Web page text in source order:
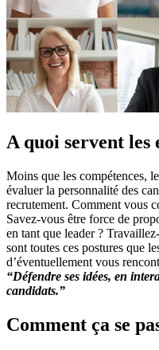
A quoi servent les
Moins que les compétences,
évaluer la personnalité des
recrutement. Comment vous
Savez-vous être force de
en tant que leader ?
sont toutes ces postures que
d’éventuellement vous
“Défendre ses idées, en
candidats.”
Comment ça se